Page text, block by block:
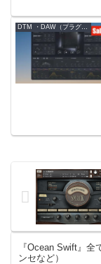
『Ocean Swift』全
ンセなど）